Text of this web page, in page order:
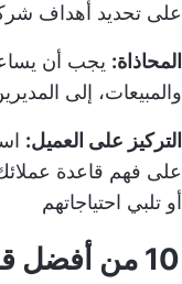
على تحديد أهداف
المحاذاة: يجب أن
والمبيعات، إلى
التركيز على العميل:
على فهم قاعدة
أو تلبي احتياجاتهم
## 10 من